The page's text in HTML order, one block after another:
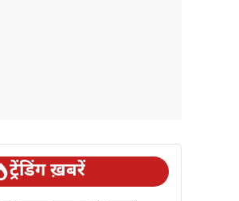
ट्रेंडिंग ख़बरें